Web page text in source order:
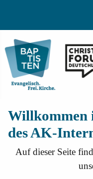
Willkommen
des AK-
Auf dieser Seite